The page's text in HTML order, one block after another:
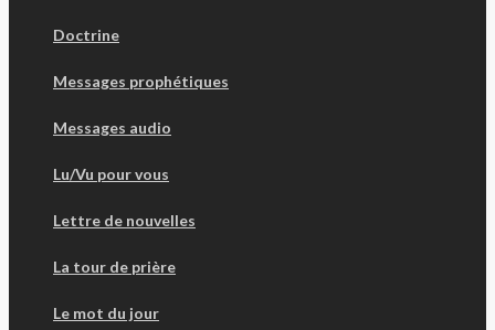
Doctrine
Messages prophétiques
Messages audio
Lu/Vu pour vous
Lettre de nouvelles
La tour de prière
Le mot du jour